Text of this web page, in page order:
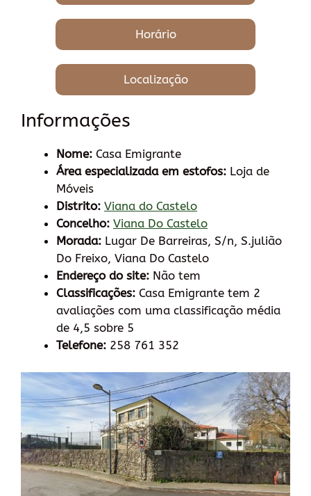
Horário
Localização
Informações
Nome: Casa Emigrante
Área especializada em estofos: Loja de
Móveis
Distrito: Viana do Castelo
Concelho: Viana Do Castelo
Morada: Lugar De Barreiras, S/n, S.julião
Do Freixo, Viana Do Castelo
Endereço do site: Não tem
Classificações: Casa Emigrante tem 2
avaliações com uma classificação média
de 4,5 sobre 5
Telefone: 258 761 352